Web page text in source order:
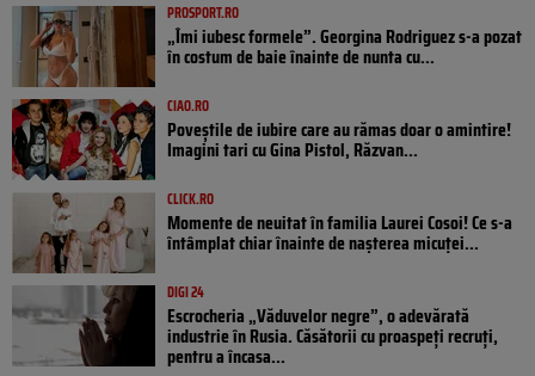
PROSPORT.RO
„Îmi iubesc formele”. Georgina Rodriguez s-a pozat
în costum de baie înainte de nunta cu...
CIAO.RO
Poveştile de iubire care au rămas doar o amintire!
Imagini tari cu Gina Pistol, Răzvan...
CLICK.RO
Momente de neuitat în familia Laurei Cosoi! Ce s-a
întâmplat chiar înainte de nașterea micuței...
DIGI 24
Escrocheria „Văduvelor negre”, o adevărată
industrie în Rusia. Căsătorii cu proaspeți recruți,
pentru a încasa...